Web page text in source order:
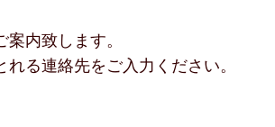
内致します。
る連絡先をご入力ください。